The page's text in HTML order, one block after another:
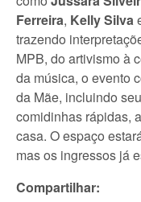
Ferreira, Kelly Silva
trazendo
MPB, do artivismo à
da música, o evento
da Mãe, incluindo
comidinhas rápidas,
casa. O espaço
mas os ingressos já
Compartilhar: